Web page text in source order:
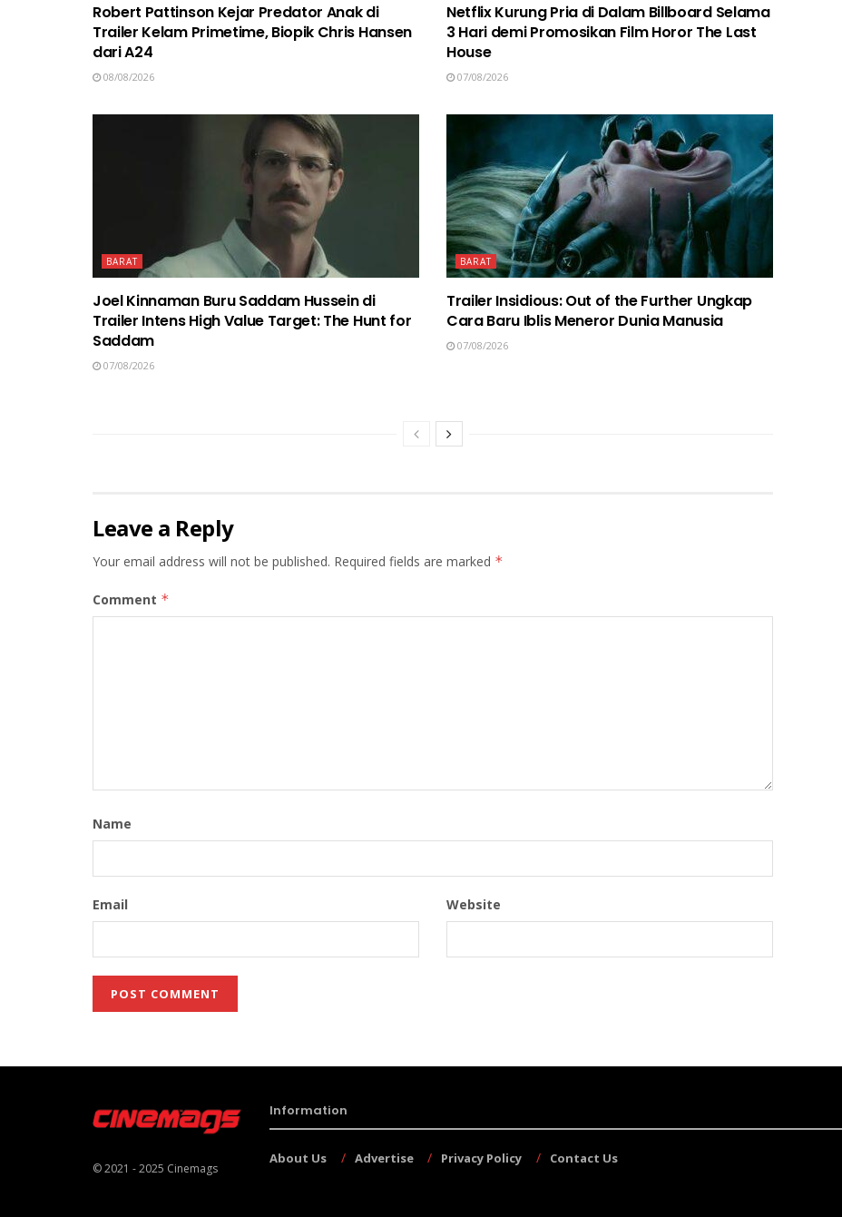
Robert Pattinson Kejar Predator Anak di
Trailer Kelam Primetime, Biopik Chris Hansen
dari A24
08/08/2026
Netflix Kurung Pria di Dalam Billboard Selama
3 Hari demi Promosikan Film Horor The Last
House
07/08/2026
BARAT
Joel Kinnaman Buru Saddam Hussein di
Trailer Intens High Value Target: The Hunt for
Saddam
07/08/2026
BARAT
Trailer Insidious: Out of the Further Ungkap
Cara Baru Iblis Meneror Dunia Manusia
07/08/2026
Leave a Reply
Your email address will not be published. Required fields are marked *
Comment *
Name
Email Website
© 2021 - 2025 Cinemags
Information
About Us Advertise Privacy Policy Contact Us